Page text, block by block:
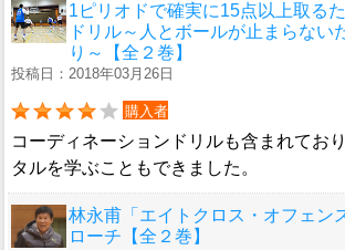
1ピリオドで確実に15点以上取る
ドリル～人とボールが止まらない
り～【全２巻】
投稿日：2018年03月26日
購入者
コーディネーションドリルも含まれてお
タルを学ぶこともできました。
林永甫「エイトクロス・オフェン
ローチ【全２巻】